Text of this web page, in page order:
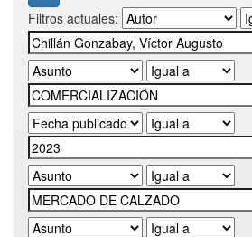
Filtros actuales: